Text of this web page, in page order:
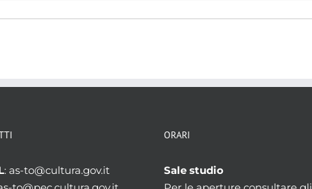
: as-to@cultura.gov.it
ORARI
Sale studio